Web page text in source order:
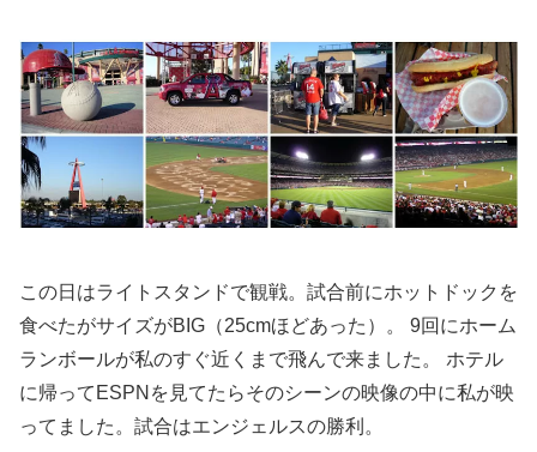
この日はライトスタンドで観戦。試合前にホットドックを
食べたがサイズがBIG（25cmほどあった）。 9回にホーム
ランボールが私のすぐ近くまで飛んで来ました。 ホテル
に帰ってESPNを見てたらそのシーンの映像の中に私が映
ってました。試合はエンジェルスの勝利。